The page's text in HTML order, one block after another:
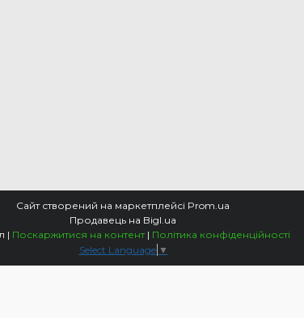
Сайт створений на маркетплейсі Prom.ua
Продавець на Bigl.ua
Аквавітал | Поскаржитися на контент | Політика конфіденційності
Select Language ▼